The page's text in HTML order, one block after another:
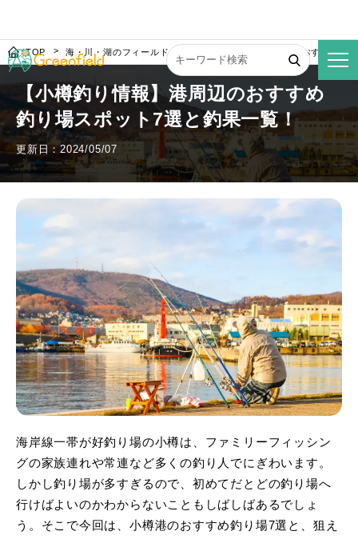
TOP 海・川・湖のフィールド 【小樽釣り情報】港周辺のおすすめ釣
【小樽釣り情報】港周辺のおすすめ
釣り場スポット7選と釣果一覧！
更新日：2024/05/07
海岸線一帯が好釣り場の小樽は、ファミリーフィッシン
グの家族連れや常連など多くの釣り人でにぎわいます。
しかし釣り場が多すぎるので、初めてだとどの釣り場へ
行けばよいのかわからないこともしばしばあるでしょ
う。そこで今回は、小樽港のおすすめ釣り場7選と、狙え